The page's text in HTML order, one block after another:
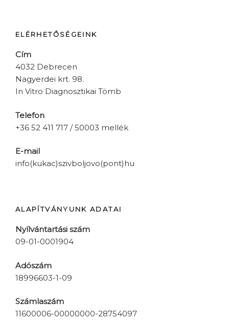
ELÉRHETŐSÉGEINK
Cím
4032 Debrecen
Nagyerdei krt. 98.
In Vitro Diagnosztikai Tömb
Telefon
+36 52 411 717 / 50003 mellék
E-mail
info(kukac)szivboljovo(pont)hu
ALAPÍTVÁNYUNK ADATAI
Nyílvántartási szám
09-01-0001904
Adószám
18996603-1-09
Számlaszám
11600006-00000000-28754097